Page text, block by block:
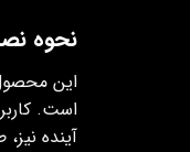
نحوه‌ نصب لنز
این
است.
آینده